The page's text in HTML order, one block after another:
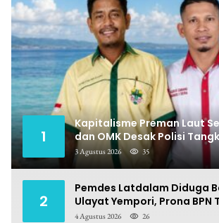
1
Kapitalisme Preman Laut
dan OMK Desak Polisi
Pungli
3 Agustus 2026 35
2
Pemdes Latdalam Diduga
Ulayat Yempori, Prona BPN
Sengketa
4 Agustus 2026 26